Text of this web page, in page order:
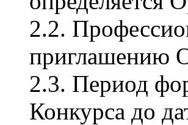
2.2.
приглашению
2.3. Период
Конкурса до